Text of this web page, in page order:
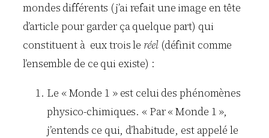
mondes différents (j’ai refait une image en tête
d’article pour garder ça quelque part) qui
constituent à eux trois le réel(définit comme
l’ensemble de ce qui existe) :
Le « Monde 1 » est celui des phénomènes
physico-chimiques. « Par « Monde 1 »,
j’entends ce qui, d’habitude, est appelé le